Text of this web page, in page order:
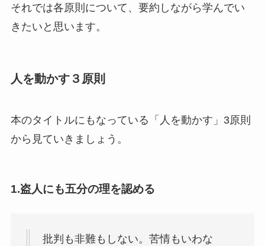
それでは各原則について、要約しながら学んでい
きたいと思います。
人を動かす３原則
本のタイトルにもなっている「人を動かす」3原則
から見ていきましょう。
1.盗人にも五分の理を認める
批判も非難もしない。苦情もいわな